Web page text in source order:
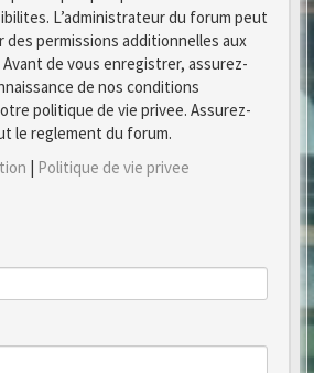
L’administrateur du forum peut
des permissions additionnelles aux
de vous enregistrer, assurez-
de nos conditions
politique de vie privee. Assurez-
le reglement du forum.
| Politique de vie privee